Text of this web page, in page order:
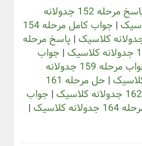
پاسخ مرحله 152 جدولانه
|
جواب کامل مرحله 154
| پاسخ مرحله
| جواب
جواب مرحله 159 جدولانه
|
حل مرحله 161
| جواب
کلاسیک
|